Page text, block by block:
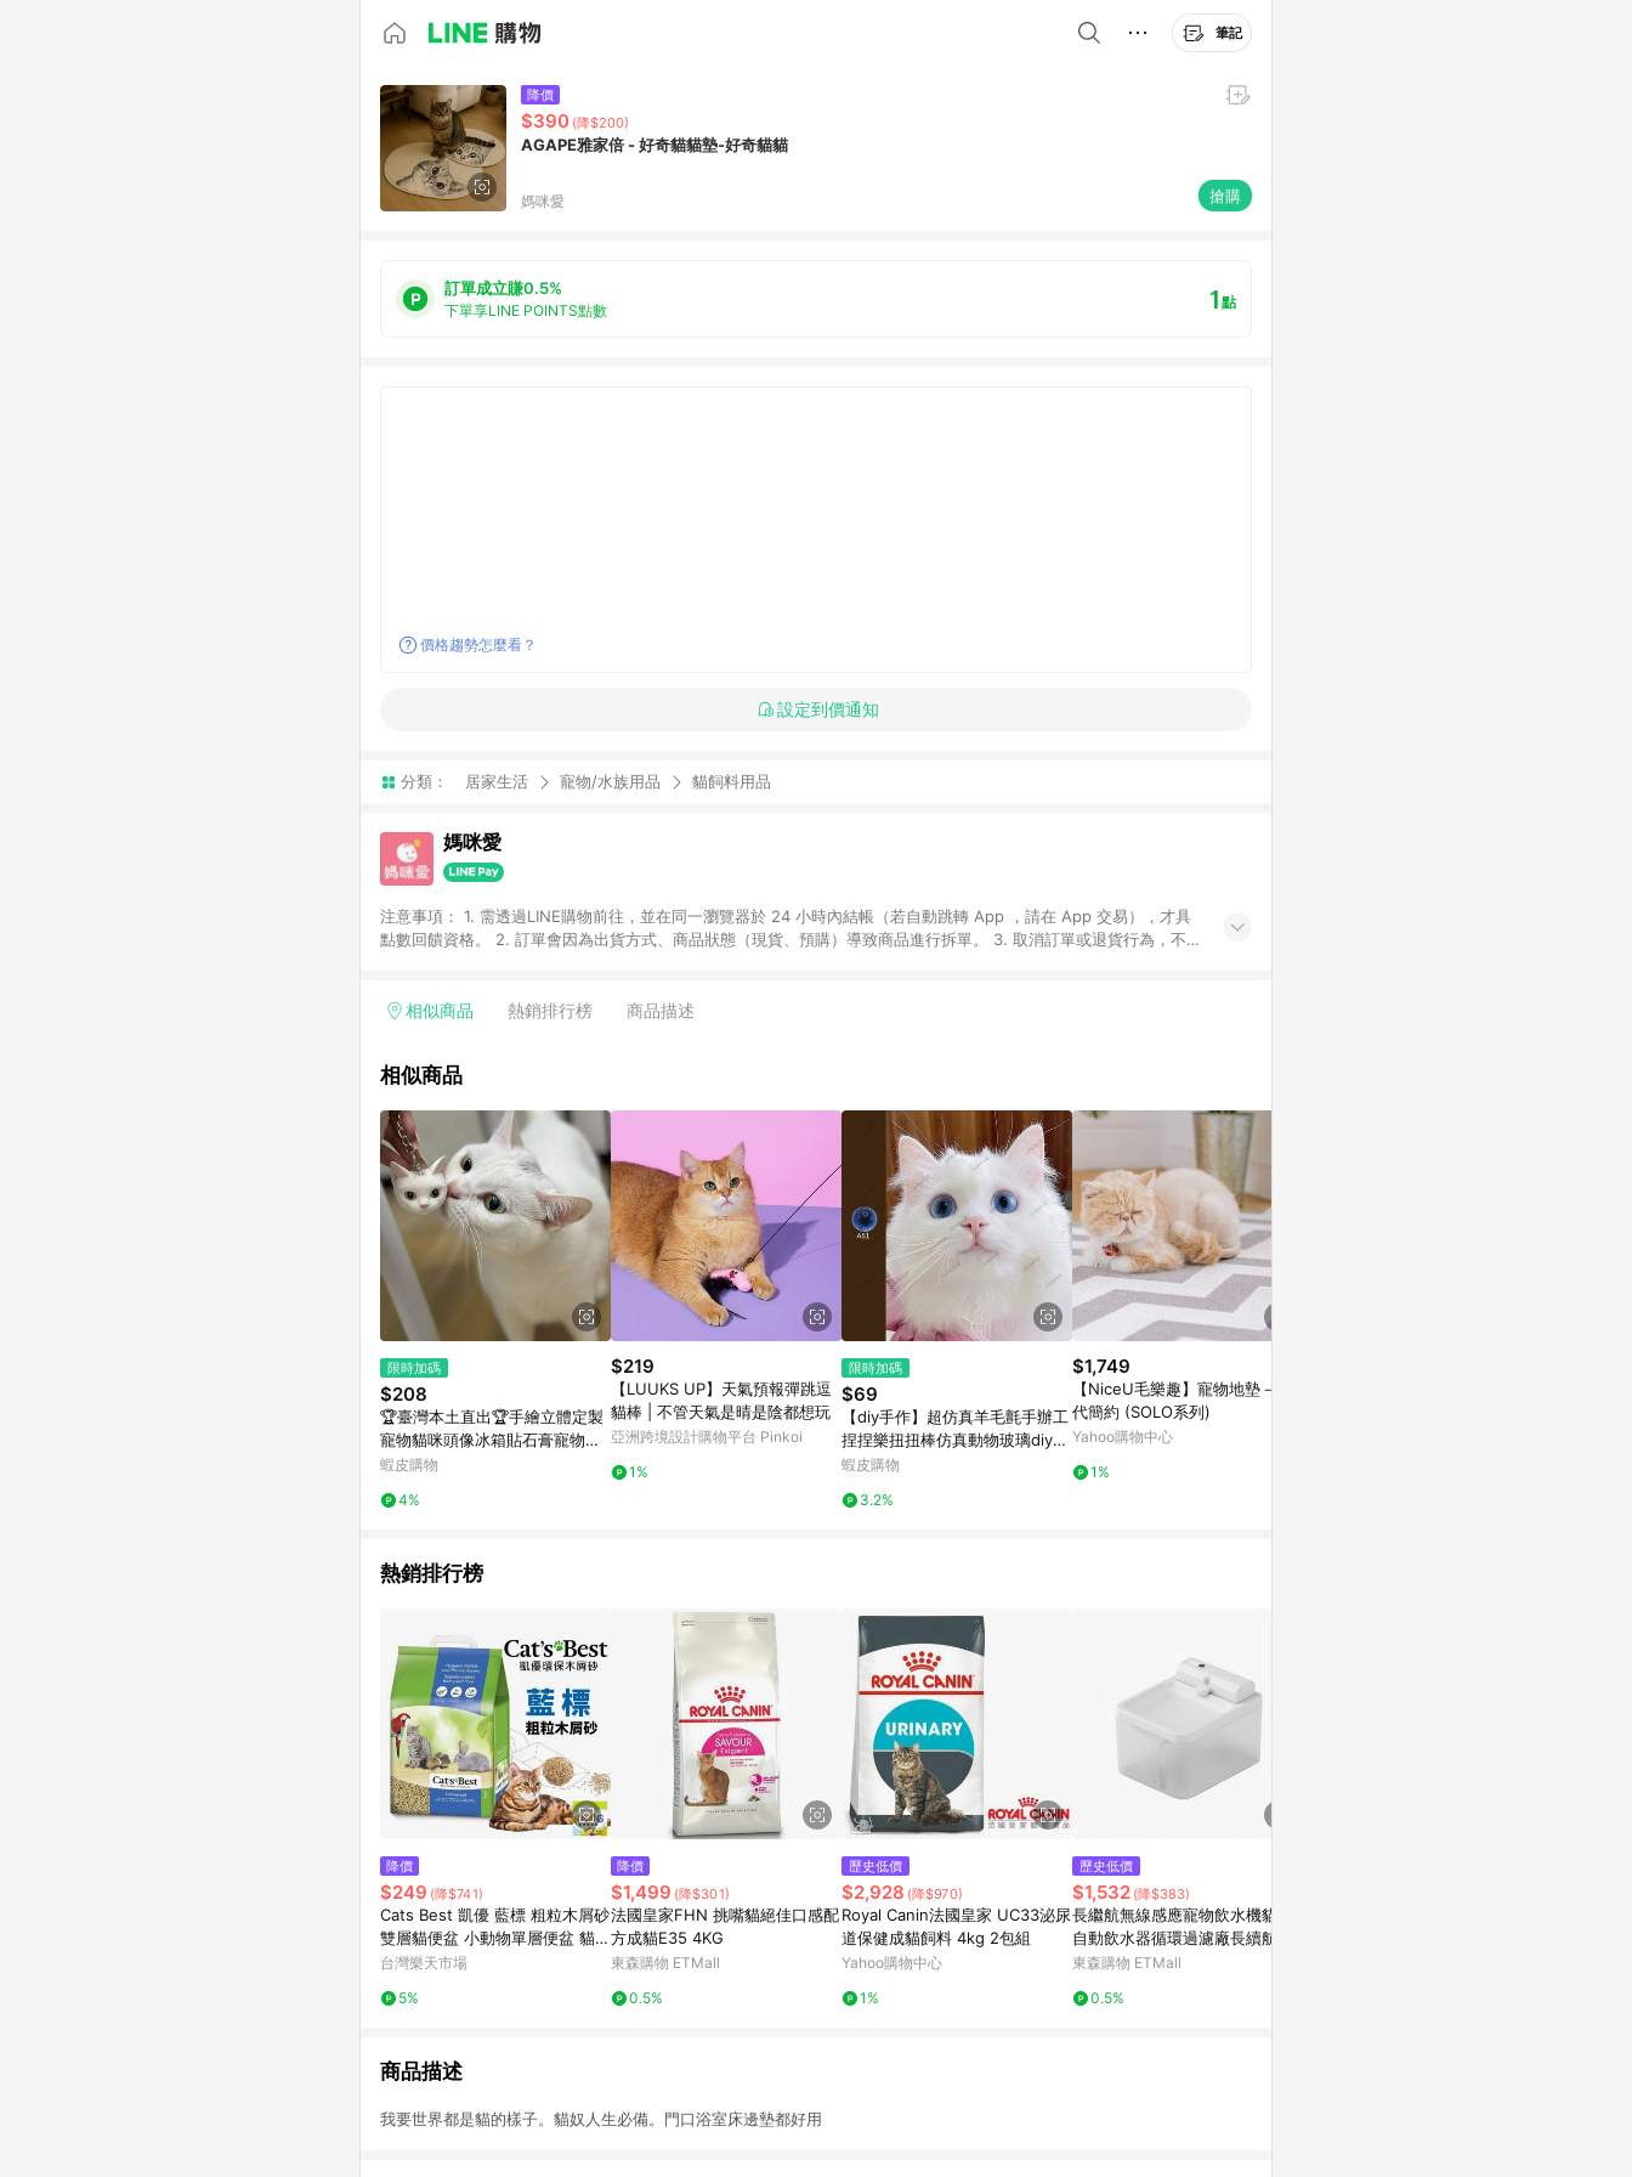
筆記
降價
$390 (降$200)
AGAPE雅家倍 - 好奇貓貓墊-好奇貓貓
媽咪愛 搶購
訂單成立賺0.5%
下單享LINE POINTS點數 1點
價格趨勢怎麼看？
設定到價通知
分類： 居家生活 寵物/水族用品 貓飼料用品
媽咪愛
注意事項： 1. 需透過LINE購物前往，並在同一瀏覽器於 24 小時內結帳（若自動跳轉 App ，請在 App 交易），才具
點數回饋資格。 2. 訂單會因為出貨方式、商品狀態（現貨、預購）導致商品進行拆單。 3. 取消訂單或退貨行為，不
LINE購物導購回饋無法與媽咪愛站上折價券並用，若選擇使用折價券，即不得併用LINE購物回饋。 8. 部分指定商品類
/ 外文&英文童書 / 套書專區 / 各式零嘴&堅果&珍珠&果乾&糖果 / 兒童耳機&耳麥 / 水果專區 / 親子理財書單 / 6~8歲
旅遊商品 / 公益商品
相似商品 熱銷排行榜 商品描述
相似商品
限時加碼
$208
🏆臺灣本土直出🏆手繪立體定製
寵物貓咪頭像冰箱貼石膏寵物車
載香薰紀念高顏值擺件
蝦皮購物
4%
$219
【LUUKS UP】天氣預報彈跳逗
貓棒 | 不管天氣是晴是陰都想玩
亞洲跨境設計購物平台 Pinkoi
1%
限時加碼
$69
【diy手作】超仿真羊毛氈手辦工
捏捏樂扭扭棒仿真動物玻璃diy蛇
貓狗眼珠美短
蝦皮購物
3.2%
$1,749
【NiceU毛樂趣】寵物地墊－現
代簡約 (SOLO系列)
Yahoo購物中心
1%
熱銷排行榜
降價
$249 (降$741)
Cats Best 凱優 藍標 粗粒木屑砂
雙層貓便盆 小動物單層便盆 貓砂
公司貨『🐶🐱Ayumi』【 寵物用
注意 部分出貨時間較長
台灣樂天市場
5%
降價
$1,499 (降$301)
法國皇家FHN 挑嘴貓絕佳口感配
方成貓E35 4KG
東森購物 ETMall
0.5%
歷史低價
$2,928 (降$970)
Royal Canin法國皇家 UC33泌尿
道保健成貓飼料 4kg 2包組
Yahoo購物中心
1%
歷史低價
$1,532 (降$383)
長繼航無線感應寵物飲水機貓咪
自動飲水器循環過濾廠長續航
東森購物 ETMall
0.5%
商品描述
我要世界都是貓的樣子。貓奴人生必備。門口浴室床邊墊都好用